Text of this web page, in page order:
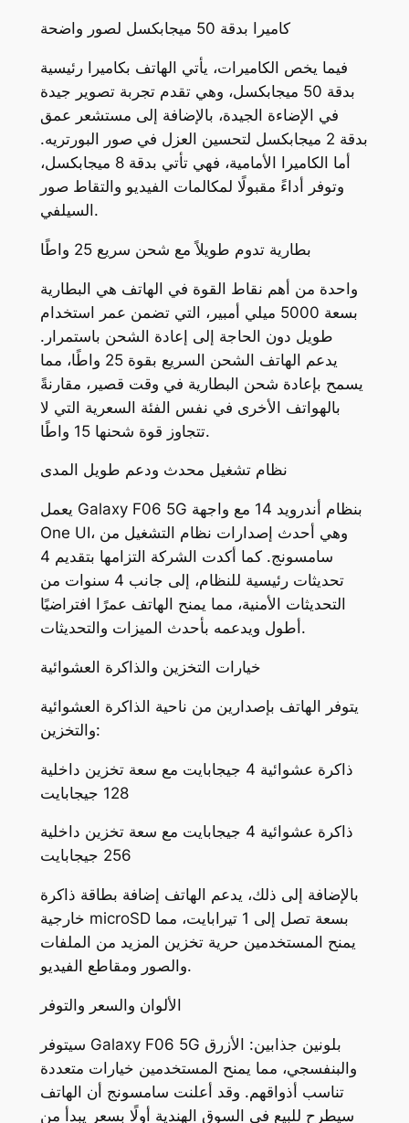
كاميرا بدقة 50 ميجابكسل لصور واضحة
فيما يخص الكاميرات، يأتي الهاتف بكاميرا رئيسية
بدقة 50 ميجابكسل، وهي تقدم تجربة تصوير جيدة
في الإضاءة الجيدة، بالإضافة إلى مستشعر عمق
بدقة 2 ميجابكسل لتحسين العزل في صور البورتريه.
أما الكاميرا الأمامية، فهي تأتي بدقة 8 ميجابكسل،
وتوفر أداءً مقبولًا لمكالمات الفيديو والتقاط صور
السيلفي.
بطارية تدوم طويلاً مع شحن سريع 25 واطًا
واحدة من أهم نقاط القوة في الهاتف هي البطارية
بسعة 5000 ميلي أمبير، التي تضمن عمر استخدام
طويل دون الحاجة إلى إعادة الشحن باستمرار.
يدعم الهاتف الشحن السريع بقوة 25 واطًا، مما
يسمح بإعادة شحن البطارية في وقت قصير، مقارنةً
بالهواتف الأخرى في نفس الفئة السعرية التي لا
تتجاوز قوة شحنها 15 واطًا.
نظام تشغيل محدث ودعم طويل المدى
يعمل Galaxy F06 5G بنظام أندرويد 14 مع واجهة
One UI، وهي أحدث إصدارات نظام التشغيل من
سامسونج. كما أكدت الشركة التزامها بتقديم 4
تحديثات رئيسية للنظام، إلى جانب 4 سنوات من
التحديثات الأمنية، مما يمنح الهاتف عمرًا افتراضيًا
أطول ويدعمه بأحدث الميزات والتحديثات.
خيارات التخزين والذاكرة العشوائية
يتوفر الهاتف بإصدارين من ناحية الذاكرة العشوائية
والتخزين:
ذاكرة عشوائية 4 جيجابايت مع سعة تخزين داخلية
128 جيجابايت
ذاكرة عشوائية 4 جيجابايت مع سعة تخزين داخلية
256 جيجابايت
بالإضافة إلى ذلك، يدعم الهاتف إضافة بطاقة ذاكرة
خارجية microSD بسعة تصل إلى 1 تيرابايت، مما
يمنح المستخدمين حرية تخزين المزيد من الملفات
والصور ومقاطع الفيديو.
الألوان والسعر والتوفر
سيتوفر Galaxy F06 5G بلونين جذابين: الأزرق
والبنفسجي، مما يمنح المستخدمين خيارات متعددة
تناسب أذواقهم. وقد أعلنت سامسونج أن الهاتف
سيطرح للبيع في السوق الهندية أولًا بسعر يبدأ من